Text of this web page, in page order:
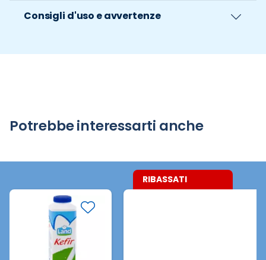
Consigli d'uso e avvertenze
Potrebbe interessarti anche
RIBASSATI